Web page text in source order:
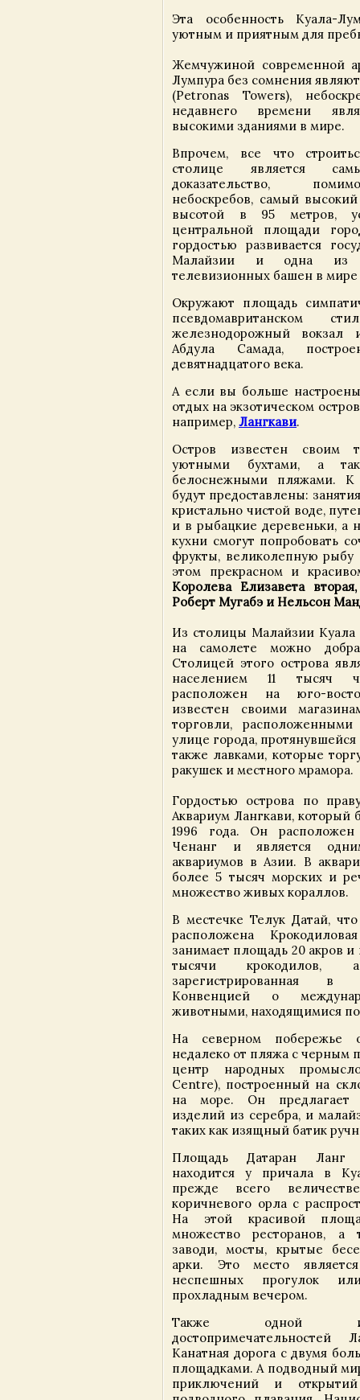
Эта особенность Куала-
уютным и приятным для
Жемчужиной современной
Лумпура без сомнения
(Petronas Towers),
недавнего времени
высокими зданиями в мире.
Впрочем, все что
столице является
доказательство,
небоскребов, самый
высотой в 95 метров,
центральной площади
гордостью развивается
Малайзии и одна из
телевизионных башен в
Окружают площадь
псевдомавританском
железнодорожный вокзал
Абдула Самада,
девятнадцатого века.
А если вы больше
отдых на экзотическом
например, Лангкави.
Остров известен
уютными бухтами, а
белоснежными пляжами. К
будут предоставлены:
кристально чистой воде,
и в рыбацкие деревеньки, а
кухни смогут попробовать
фрукты, великолепную рыбу
этом прекрасном и
Королева Елизавета
Роберт Мугабэ и Нельсон
Из столицы Малайзии Куала
на самолете можно
Столицей этого острова
населением 11 тысяч
расположен на юго-
известен своими
торговли,
улице города,
также лавками, которые
ракушек и местного мрамора.
Гордостью острова по
Аквариум Лангкави, который
1996 года. Он расположен
Ченанг и является
аквариумов в Азии. В
более 5 тысяч морских и
множество живых кораллов.
В местечке Телук Датай,
расположена
занимает площадь 20 акров и
тысячи
зарегистрированная в
Конвенцией о
животными, находящимися
На северном побережье
недалеко от пляжа с черным
центр народных
Centre), построенный на
на море. Он предлагает
изделий из серебра, и
таких как изящный батик
Площадь Датаран Ланг
находится у причала в
прежде всего
коричневого орла с
На этой красивой
множество ресторанов, а
заводи, мосты, крытые
арки. Это место
неспешных прогулок
прохладным вечером.
Также одной
достопримечательностей
Канатная дорога с двумя
площадками. А подводный
приключений и